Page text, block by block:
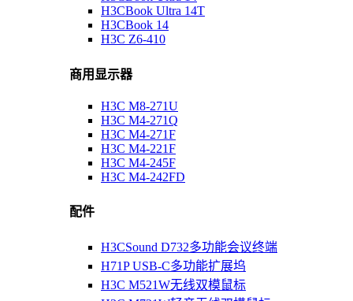
H3CBook Ultra 14T
H3CBook 14
H3C Z6-410
商用显示器
H3C M8-271U
H3C M4-271Q
H3C M4-271F
H3C M4-221F
H3C M4-245F
H3C M4-242FD
配件
H3CSound D732多功能会议终端
H71P USB-C多功能扩展坞
H3C M521W无线双模鼠标